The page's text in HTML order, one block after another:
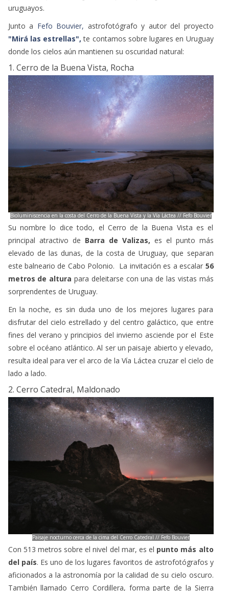
Bioluminiscencia en la costa del Cerro de la Buena Vista y la Vía Láctea // Fefo Bouvier
Su nombre lo dice todo, el Cerro de la Buena Vista es el
principal atractivo de
Barra de Valizas,
es el punto más
elevado de las dunas, de la costa de Uruguay, que separan
este balneario de Cabo Polonio. La invitación es a escalar56
metros de alturapara deleitarse con una de las vistas más
sorprendentes de Uruguay.
En la noche, es sin duda uno de los mejores lugares para
disfrutar del cielo estrellado y del centro galáctico, que entre
fines del verano y principios del invierno asciende por el Este
sobre el océano atlántico. Al ser un paisaje abierto y elevado,
resulta ideal para ver el arco de la Vía Láctea cruzar el cielo de
lado a lado.
2. Cerro Catedral, Maldonado
Paisaje nocturno cerca de la cima del Cerro Catedral // Fefo Bouvier
Con 513 metros sobre el nivel del mar, es elpunto más alto
del país . Es uno de los lugares favoritos de astrofotógrafos y
aficionados a la astronomía por la calidad de su cielo oscuro.
También llamado Cerro Cordillera, forma parte de la Sierra
Carapé, un ramal de la Cuchilla Grande que cruza de
Maldonado a Rocha.
Un destino totalmente virgen dado que no posee servicios en
la zona, pero ideal para ver el atardecer y observar el cielo
durante las primeras horas de oscuridad. Son tantas las
estrellas que se pueden ver allí que incluso las constelaciones
más fáciles de reconocer a simple vista, como Orión.
3. Parque Salto del Penitente, Lavalleja